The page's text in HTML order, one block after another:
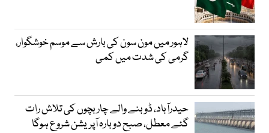
لاہور میں مون سون کی بارش سے موسم خوشگوار،
گرمی کی شدت میں کمی
حیدرآباد، ڈوبنے والے چار بچوں کی تلاش رات
گئے معطل، صبح دوبارہ آپریشن شروع ہوگا